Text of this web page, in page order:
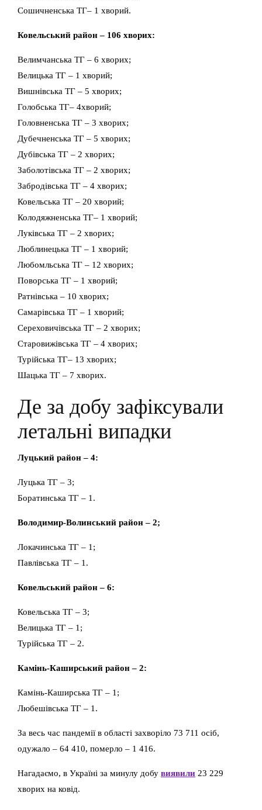
Сошичненська ТГ– 1 хворий.
Ковельський район – 106 хворих:
Велимчанська ТГ – 6 хворих;
Велицька ТГ – 1 хворий;
Вишнівська ТГ – 5 хворих;
Голобська ТГ– 4хворий;
Головненська ТГ – 3 хворих;
Дубечненська ТГ – 5 хворих;
Дубівська ТГ – 2 хворих;
Заболотівська ТГ – 2 хворих;
Забродівська ТГ – 4 хворих;
Ковельська ТГ – 20 хворий;
Колодяжненська ТГ– 1 хворий;
Луківська ТГ – 2 хворих;
Люблинецька ТГ – 1 хворий;
Любомльська ТГ – 12 хворих;
Поворська ТГ – 1 хворий;
Ратнівська – 10 хворих;
Самарівська ТГ – 1 хворий;
Сереховичівська ТГ – 2 хворих;
Старовижівська ТГ – 4 хворих;
Турійська ТГ– 13 хворих;
Шацька ТГ – 7 хворих.
Де за добу зафіксували
летальні випадки
Луцький район – 4:
Луцька ТГ – 3;
Боратинська ТГ – 1.
Володимир-Волинський район – 2;
Локачинська ТГ – 1;
Павлівська ТГ – 1.
Ковельський район – 6:
Ковельська ТГ – 3;
Велицька ТГ – 1;
Турійська ТГ – 2.
Камінь-Каширський район – 2:
Камінь-Каширська ТГ – 1;
Любешівська ТГ – 1.
За весь час пандемії в області захворіло 73 711 осіб,
одужало – 64 410, померло – 1 416.
Нагадаємо, в Україні за минулу добу виявили 23 229
хворих на ковід.